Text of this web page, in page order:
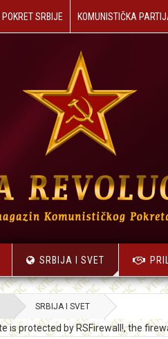
SRBIJE KOMUNISTIČKA
SRBIJA I SVET
SRBIJA I SVET